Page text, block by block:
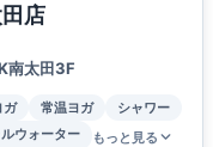
店
南太田3F
ガ 常温ヨガ
シャワー
ウォーター もっと見る